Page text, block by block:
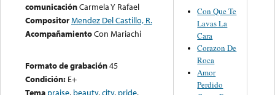
comunicaciónCarmela Y Rafael
CompositorMendez Del Castillo, R.
AcompañamientoCon Mariachi
Formato de grabación45
Condición: E+
Tema praise, beauty,city, pride,
Con Que Te
Lavas La
Cara
Corazon De
Roca
Amor
Perdido